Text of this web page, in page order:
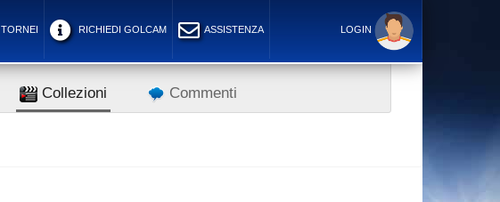
TORNEI RICHIEDI GOLCAM ASSISTENZA LOGIN
Collezioni Commenti